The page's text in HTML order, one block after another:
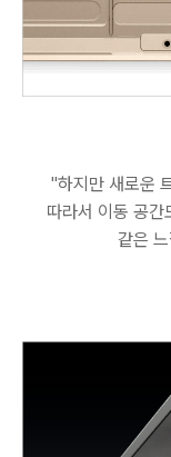
"하지만 새로운
따라서 이동 공간
같은